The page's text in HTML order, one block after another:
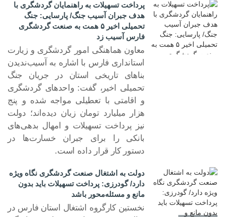
پرداخت تسهیلات به راهنمایان گردشگری با
هدف جبران آسیب جنگ/ پارسایی: جنگ
تحمیلی اخیر ۵ همت به صنعت گردشگری
فارس آسیب زد
معاون هماهنگی امور گردشگری و زیارت
استانداری فارس با اشاره به آسیب‌ندیدن
بناهای تاریخی استان در جریان جنگ
تحمیلی اخیر، گفت: واحدهای گردشگری
و اقامتی با تعطیلی مواجه شده و پنج
هزار میلیارد تومان زیان دیده‌اند؛ دولت
نیز پرداخت تسهیلات و امهال بدهی‌های
بانکی را برای جبران خسارت‌ها در
دستور کار قرار داده است.
دولت به اشتغال صنعت گردشگری نگاه ویژه
دارد/ گودرزی: پرداخت تسهیلات باید بدون
مانع و مسئله‌محور باشد
نخستین کارگروه اشتغال استان فارس در